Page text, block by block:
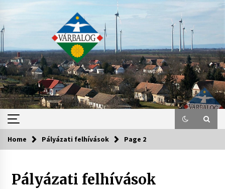
content
Home Pályázati felhívások Page 2
Pályázati felhívások